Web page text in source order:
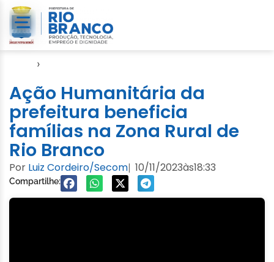
›
Ação Humanitária da
prefeitura beneficia
famílias na Zona Rural de
Rio Branco
Por Luiz Cordeiro/Secom| 10/11/2023às18:33
Compartilhe: